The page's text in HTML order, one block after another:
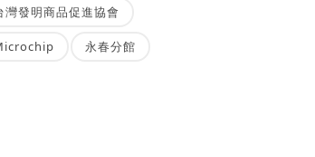
灣發明商品促進協會
永春分館